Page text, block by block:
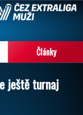
Články
ještě turnaj